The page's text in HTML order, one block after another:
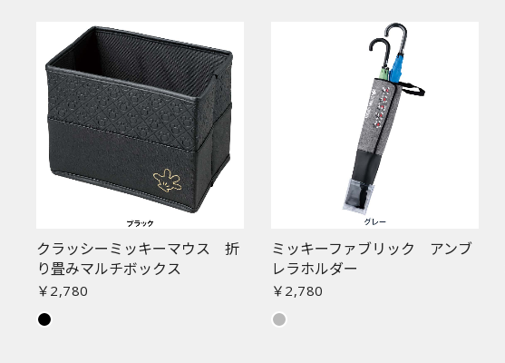
クラッシーミッキーマウス 折
り畳みマルチボックス
￥2,780
ミッキーファブリック アンブ
レラホルダー
￥2,780